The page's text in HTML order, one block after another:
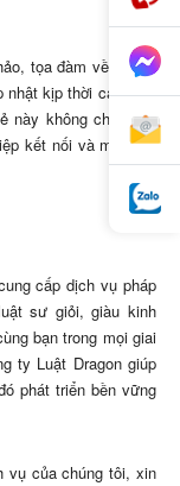
tọa đàm về những
nhật kịp thời các kiến
này không chỉ là bổ
kết nối và mở rộng
cấp dịch vụ pháp
sư giỏi, giàu kinh
bạn trong mọi giai
ty Luật Dragon giúp
phát triển bền vững
vụ của chúng tôi, xin